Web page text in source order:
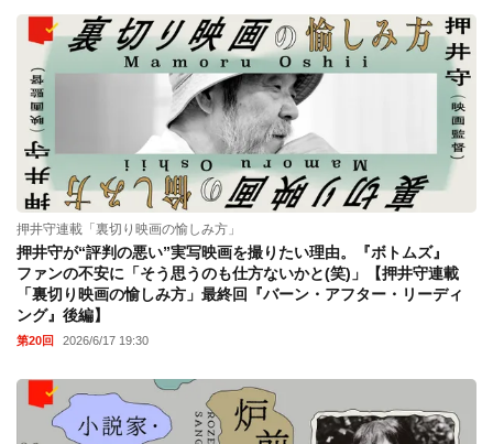
押井守連載「裏切り映画の愉しみ方」
押井守が“評判の悪い”実写映画を撮りたい理由。『ボトムズ』
ファンの不安に「そう思うのも仕方ないかと(笑)」【押井守連載
「裏切り映画の愉しみ方」最終回『バーン・アフター・リーディ
ング』後編】
第20回 2026/6/17 19:30